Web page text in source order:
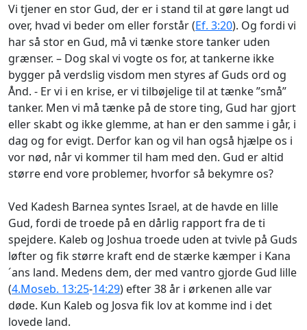
Vi tjener en stor Gud, der er i stand til at gøre langt ud
over, hvad vi beder om eller forstår (Ef. 3:20). Og fordi vi
har så stor en Gud, må vi tænke store tanker uden
grænser. – Dog skal vi vogte os for, at tankerne ikke
bygger på verdslig visdom men styres af Guds ord og
Ånd. - Er vi i en krise, er vi tilbøjelige til at tænke ”små”
tanker. Men vi må tænke på de store ting, Gud har gjort
eller skabt og ikke glemme, at han er den samme i går, i
dag og for evigt. Derfor kan og vil han også hjælpe os i
vor nød, når vi kommer til ham med den. Gud er altid
større end vore problemer, hvorfor så bekymre os?
Ved Kadesh Barnea syntes Israel, at de havde en lille
Gud, fordi de troede på en dårlig rapport fra de ti
spejdere. Kaleb og Joshua troede uden at tvivle på Guds
løfter og fik større kraft end de stærke kæmper i Kana
´ans land. Medens dem, der med vantro gjorde Gud lille
(4.Moseb. 13:25-14:29) efter 38 år i ørkenen alle var
døde. Kun Kaleb og Josva fik lov at komme ind i det
lovede land.